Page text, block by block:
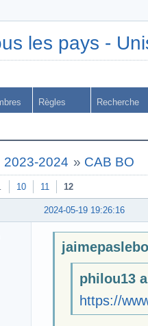
les pays -
Règles Recherche
2023-2024 » CAB BO
10 11 12
2024-05-19 19:26:16
philou13
https://